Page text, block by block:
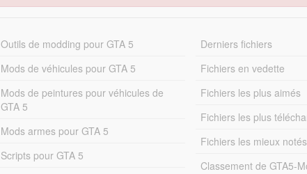
Outils de modding pour GTA 5
Mods de véhicules pour GTA 5
Mods de peintures pour véhicules de
GTA 5
Mods armes pour GTA 5
Scripts pour GTA 5
Derniers fichiers
Fichiers en vedette
Fichiers les plus aimés
Fichiers les plus
Fichiers les mieux notés
Classement de GTA5-